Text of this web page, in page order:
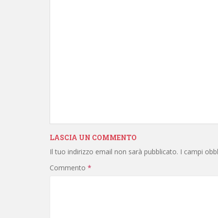
LASCIA UN COMMENTO
Il tuo indirizzo email non sarà pubblicato. I campi
Commento *